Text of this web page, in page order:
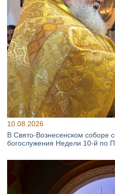
10.08.2026
В Свято‑Вознесенском соборе
богослужения Недели 10‑й по